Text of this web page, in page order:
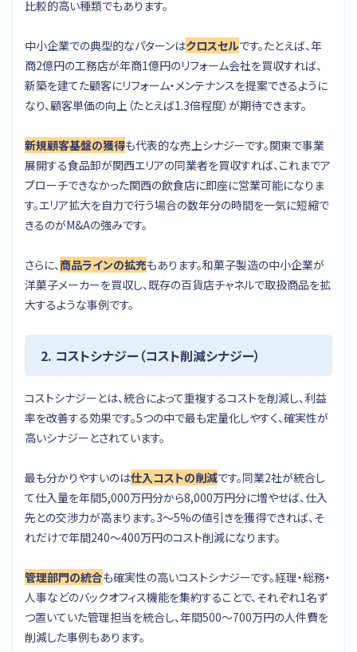
比較的高い種類でもあります。
中小企業での典型的なパターンはクロスセルです。たとえば、年
商2億円の工務店が年商1億円のリフォーム会社を買収すれば、
新築を建てた顧客にリフォーム・メンテナンスを提案できるように
なり、顧客単価の向上（たとえば1.3倍程度）が期待できます。
新規顧客基盤の獲得も代表的な売上シナジーです。関東で事業
展開する食品卸が関西エリアの同業者を買収すれば、これまでア
プローチできなかった関西の飲食店に即座に営業可能になりま
す。エリア拡大を自力で行う場合の数年分の時間を一気に短縮で
きるのがM&Aの強みです。
さらに、商品ラインの拡充もあります。和菓子製造の中小企業が
洋菓子メーカーを買収し、既存の百貨店チャネルで取扱商品を拡
大するような事例です。
2. コストシナジー（コスト削減シナジー）
コストシナジーとは、統合によって重複するコストを削減し、利益
率を改善する効果です。5つの中で最も定量化しやすく、確実性が
高いシナジーとされています。
最も分かりやすいのは仕入コストの削減です。同業2社が統合し
て仕入量を年間5,000万円分から8,000万円分に増やせば、仕入
先との交渉力が高まります。3〜5%の値引きを獲得できれば、そ
れだけで年間240〜400万円のコスト削減になります。
管理部門の統合も確実性の高いコストシナジーです。経理・総務・
人事などのバックオフィス機能を集約することで、それぞれ1名ず
つ置いていた管理担当を統合し、年間500〜700万円の人件費を
削減した事例もあります。